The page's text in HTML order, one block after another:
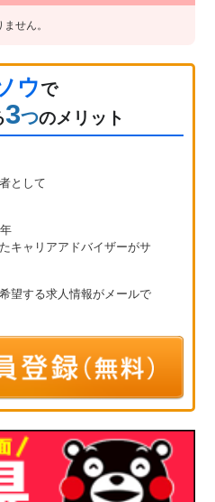
せん。
ウで
3つのメリット
として
キャリアアドバイザーがサ
希望する求人情報が メールで